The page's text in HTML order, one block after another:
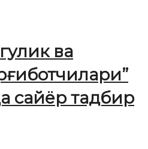
ва
сайёр тадбир